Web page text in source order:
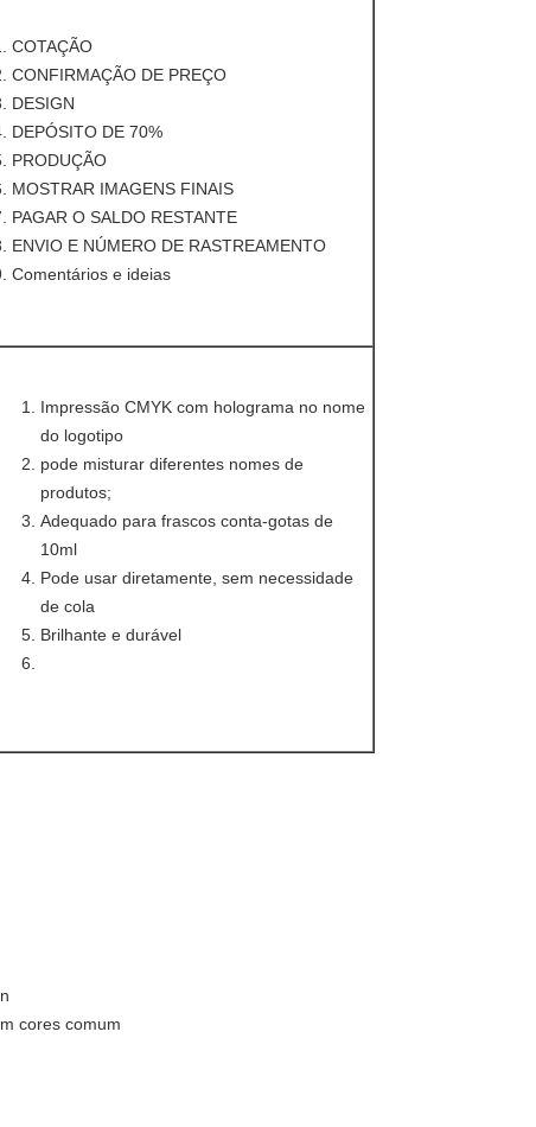
COTAÇÃO
CONFIRMAÇÃO DE PREÇO
DESIGN
DEPÓSITO DE 70%
PRODUÇÃO
MOSTRAR IMAGENS FINAIS
PAGAR O SALDO RESTANTE
ENVIO E NÚMERO DE RASTREAMENTO
Comentários e ideias
Impressão CMYK com holograma no nome
do logotipo
pode misturar diferentes nomes de
produtos;
Adequado para frascos conta-gotas de
10ml
Pode usar diretamente, sem necessidade
de cola
Brilhante e durável
cores comum